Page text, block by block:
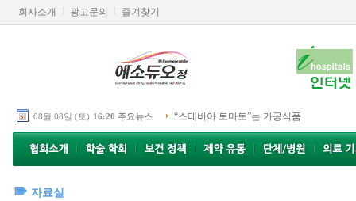
회사소개 광고문의 즐겨찾기
08월 08일 (토) 16:20 주요뉴스 “스테비아 토마토”는 가공식품
자료실